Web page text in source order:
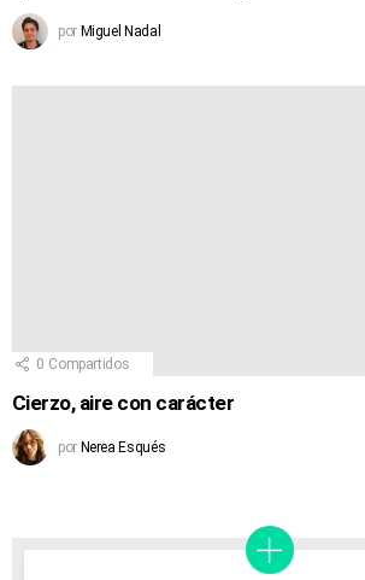
por Miguel Nadal
0 Compartidos
Cierzo, aire con carácter
por Nerea Esqués